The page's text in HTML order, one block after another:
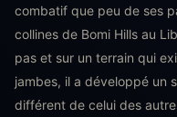
combatif que peu de ses
collines de Bomi Hills au
pas et sur un terrain qui
jambes, il a développé un
différent de celui des